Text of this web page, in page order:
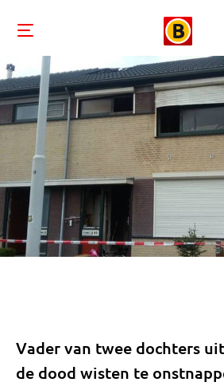
Vader van twee dochters
de dood wisten te